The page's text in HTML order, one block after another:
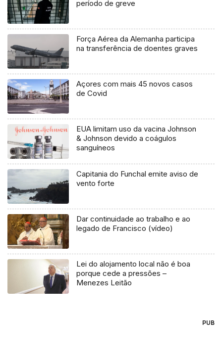
período de greve
Força Aérea da Alemanha participa
na transferência de doentes graves
Açores com mais 45 novos casos
de Covid
EUA limitam uso da vacina Johnson
& Johnson devido a coágulos
sanguíneos
Capitania do Funchal emite aviso de
vento forte
Dar continuidade ao trabalho e ao
legado de Francisco (vídeo)
Lei do alojamento local não é boa
porque cede a pressões –
Menezes Leitão
PUB